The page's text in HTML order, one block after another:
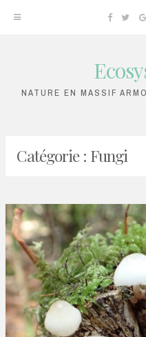
NATURE EN MASSIF
Catégorie : Fungi